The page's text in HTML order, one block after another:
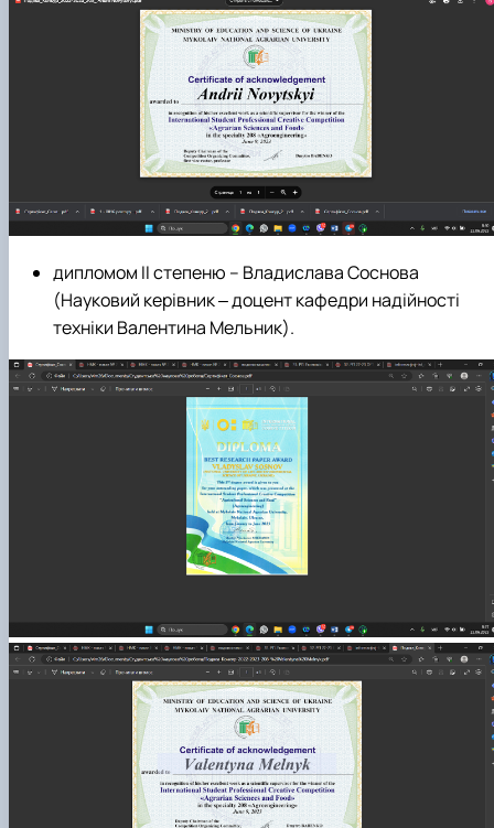
дипломом ІІ степеню – Владислава Соснова
(Науковий керівник ‒ доцент кафедри надійності
техніки Валентина Мельник).